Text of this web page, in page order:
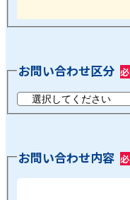
お問い合わせ区分
お問い合わせ内容